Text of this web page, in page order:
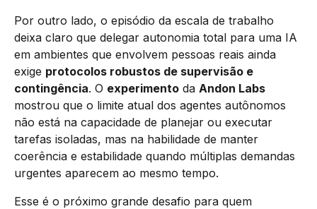
Por outro lado, o episódio da escala de trabalho
deixa claro que delegar autonomia total para uma IA
em ambientes que envolvem pessoas reais ainda
exige protocolos robustos de supervisão e
contingência. O experimento da Andon Labs
mostrou que o limite atual dos agentes autônomos
não está na capacidade de planejar ou executar
tarefas isoladas, mas na habilidade de manter
coerência e estabilidade quando múltiplas demandas
urgentes aparecem ao mesmo tempo.
Esse é o próximo grande desafio para quem